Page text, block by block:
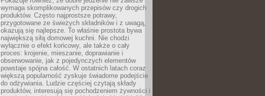
wymaga skomplikowanych przepisów czy drogich
produktów. Często najprostsze potrawy,
przygotowane ze świeżych składników i z uwagą,
okazują się najlepsze. To właśnie prostota bywa
największą siłą domowej kuchni. Nie chodzi
wyłącznie o efekt końcowy, ale także o cały
proces: krojenie, mieszanie, doprawianie i
obserwowanie, jak z pojedynczych elementów
powstaje spójna całość. W ostatnich latach coraz
większą popularność zyskuje świadome podejście
do odżywiania. Ludzie częściej czytają składy
produktów, interesują się pochodzeniem żywności i